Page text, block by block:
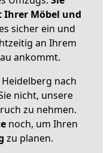
Ihrer Möbel und
sicher ein und
an Ihrem
ankommt.
nach
nicht, unsere
zu nehmen.
noch, um Ihren
zu planen.